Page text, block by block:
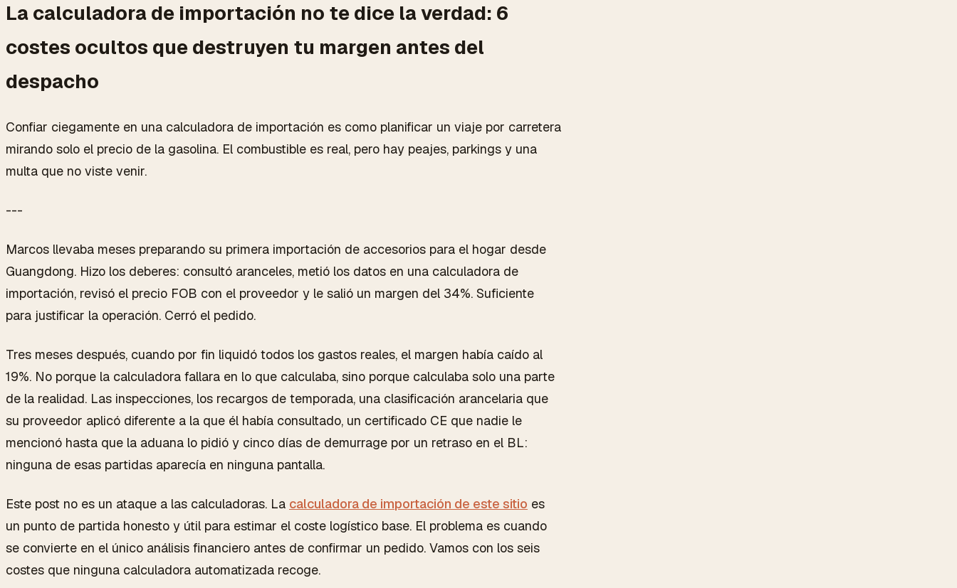
La calculadora de importación no te dice la verdad: 6
costes ocultos que destruyen tu margen antes del
despacho
Confiar ciegamente en una calculadora de importación es como planificar un viaje por carretera
mirando solo el precio de la gasolina. El combustible es real, pero hay peajes, parkings y una
multa que no viste venir.
---
Marcos llevaba meses preparando su primera importación de accesorios para el hogar desde
Guangdong. Hizo los deberes: consultó aranceles, metió los datos en una calculadora de
importación, revisó el precio FOB con el proveedor y le salió un margen del 34%. Suficiente
para justificar la operación. Cerró el pedido.
Tres meses después, cuando por fin liquidó todos los gastos reales, el margen había caído al
19%. No porque la calculadora fallara en lo que calculaba, sino porque calculaba solo una parte
de la realidad. Las inspecciones, los recargos de temporada, una clasificación arancelaria que
su proveedor aplicó diferente a la que él había consultado, un certificado CE que nadie le
mencionó hasta que la aduana lo pidió y cinco días de demurrage por un retraso en el BL:
ninguna de esas partidas aparecía en ninguna pantalla.
Este post no es un ataque a las calculadoras. La calculadora de importación de este sitio es
un punto de partida honesto y útil para estimar el coste logístico base. El problema es cuando
se convierte en el único análisis financiero antes de confirmar un pedido. Vamos con los seis
costes que ninguna calculadora automatizada recoge.